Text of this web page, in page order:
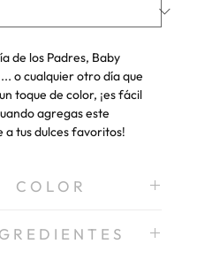
de los Padres, Baby
o cualquier otro día que
toque de color, ¡es fácil
agregas este
a tus dulces favoritos!
C O L O R
R E D I E N T E S